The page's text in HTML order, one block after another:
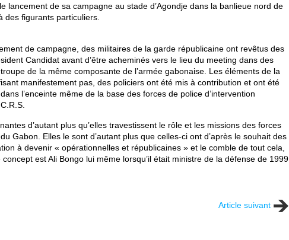
lancement de sa campagne au stade d’Agondje dans la banlieue nord de
des figurants particuliers.
de campagne, des militaires de la garde républicaine ont revêtus des
Candidat avant d’être acheminés vers le lieu du meeting dans des
de la même composante de l’armée gabonaise. Les éléments de la
manifestement pas, des policiers ont été mis à contribution et ont été
l’enceinte même de la base des forces de police d’intervention
d’autant plus qu’elles travestissent le rôle et les missions des forces
Gabon. Elles le sont d’autant plus que celles-ci ont d’après le souhait des
à devenir « opérationnelles et républicaines » et le comble de tout cela,
concept est Ali Bongo lui même lorsqu’il était ministre de la défense de 1999
Article suivant